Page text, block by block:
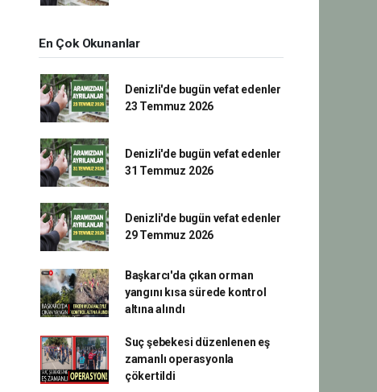
En Çok Okunanlar
Denizli'de bugün vefat edenler
23 Temmuz 2026
Denizli'de bugün vefat edenler
31 Temmuz 2026
Denizli'de bugün vefat edenler
29 Temmuz 2026
Başkarcı'da çıkan orman
yangını kısa sürede kontrol
altına alındı
Suç şebekesi düzenlenen eş
zamanlı operasyonla
çökertildi